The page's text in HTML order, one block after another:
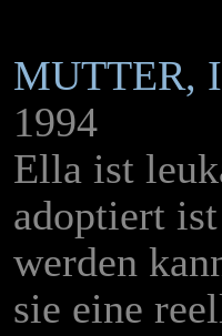
MUTTER,
1994
Ella ist
adoptiert
werden
sie eine